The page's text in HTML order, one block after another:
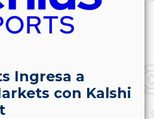
Ingresa a
con Kalshi